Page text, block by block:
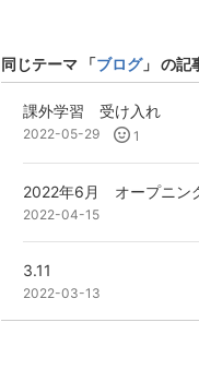
同じテーマ 「ブログ」 の記
課外学習 受け入れ
2022-05-29 1
2022年6月 オープニン
2022-04-15
3.11
2022-03-13